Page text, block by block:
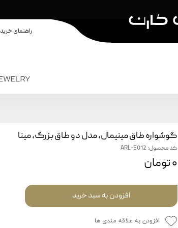
جواهرات کودکان
راهنمای خرید
گوشواره طاق مینیمال، مدل دو طاق بزرگ، مینا
کد محصول: ARL-E012
۰ تومان
افزودن به سبد خرید
افزودن به علاقه مندی ها